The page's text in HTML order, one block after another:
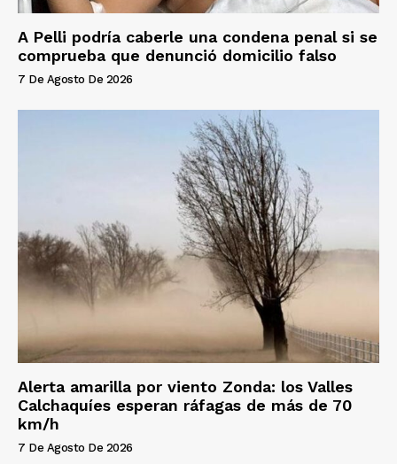
A Pelli podría caberle una condena penal si se
comprueba que denunció domicilio falso
7 De Agosto De 2026
Alerta amarilla por viento Zonda: los Valles
Calchaquíes esperan ráfagas de más de 70
km/h
7 De Agosto De 2026